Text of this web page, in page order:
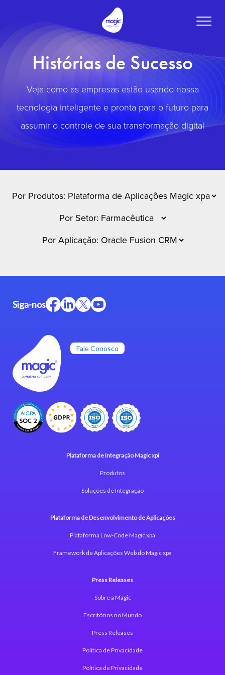
Toggle
Histórias de Sucesso
Veja como as empresas estão usando nossa
tecnologia inteligente e pronta para o futuro para
assumir o controle de sua transformação digital
Fale Conosco
Siga-nos
Plataforma de Integração Magic xpi
Produtos
Soluções de Integração
Plataforma de Desenvolvimento de Aplicações
Plataforma Low-Code Magic xpa
Framework de Aplicações Web do Magic xpa
Press Releases
Sobre a Magic
Escritórios no Mundo
Press Releases
Política de Privacidade
Política de Privacidade